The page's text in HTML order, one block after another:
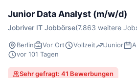
Junior Data Analyst (m/w/d)
Jobriver IT Jobbörse(7.863 weitere
Berlin Vor Ort Vollzeit Junior
vor 101 Tagen
Sehr gefragt: 41 Bewerbungen